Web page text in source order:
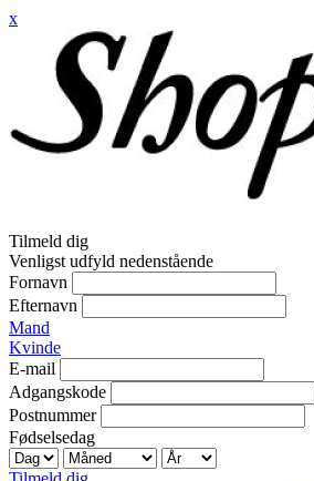
x
Tilmeld dig
Venligst udfyld nedenstående
Fornavn
Efternavn
Mand
Kvinde
E-mail
Adgangskode
Postnummer
Fødselsedag